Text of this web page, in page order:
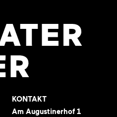
KONTAKT
Am Augustinerhof 1